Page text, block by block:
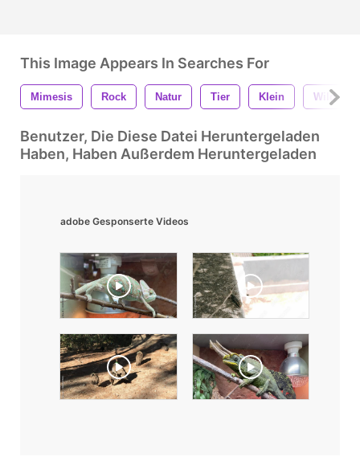
This Image Appears In Searches For
Mimesis Rock Natur Tier Klein Wild
Benutzer, Die Diese Datei Heruntergeladen
Haben, Haben Außerdem Heruntergeladen
adobe Gesponserte Videos